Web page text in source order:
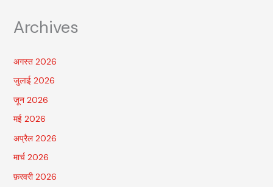
Archives
अगस्त 2026
जुलाई 2026
जून 2026
मई 2026
अप्रैल 2026
मार्च 2026
फ़रवरी 2026